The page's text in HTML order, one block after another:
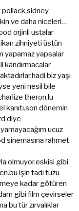
pollack,sidney
ve daha niceleri…
orjinli ustalar
zihniyeti üstün
yapamaz yapsalar
kandırmacalar
biz yaşı
yeni nesil bile
theron,lu
kanıtı.son dönemin
diye
ucuz
sinemasına rahmet
olmuyor.eskisi gibi
işin tadı tuzu
kadar götüren
gibi film çevirseler
bu tür zırvalıklar